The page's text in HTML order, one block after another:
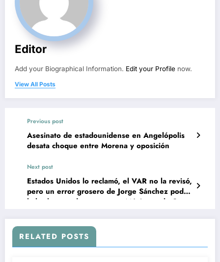
Editor
Add your Biographical Information. Edit your Profile now.
View All Posts
Previous post
Asesinato de estadounidense en Angelópolis
desata choque entre Morena y oposición
Next post
Estados Unidos lo reclamó, el VAR no la revisó,
pero un error grosero de Jorge Sánchez podría
haberle costado muy caro a México en la Copa
RELATED POSTS